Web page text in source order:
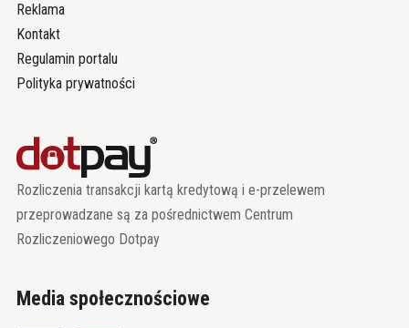
Reklama
Kontakt
Regulamin portalu
Polityka prywatności
Rozliczenia transakcji kartą kredytową i e-przelewem
przeprowadzane są za pośrednictwem Centrum
Rozliczeniowego Dotpay
Media społecznościowe